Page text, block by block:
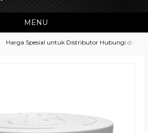
MENU
Harga Spesial untuk Distributor Hubungi di No.